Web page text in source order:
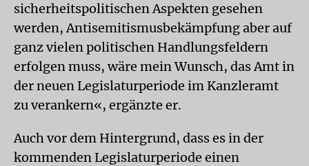
sicherheitspolitischen Aspekten gesehen
werden, Antisemitismusbekämpfung aber auf
ganz vielen politischen Handlungsfeldern
erfolgen muss, wäre mein Wunsch, das Amt in
der neuen Legislaturperiode im Kanzleramt
zu verankern«, ergänzte er.
Auch vor dem Hintergrund, dass es in der
kommenden Legislaturperiode einen